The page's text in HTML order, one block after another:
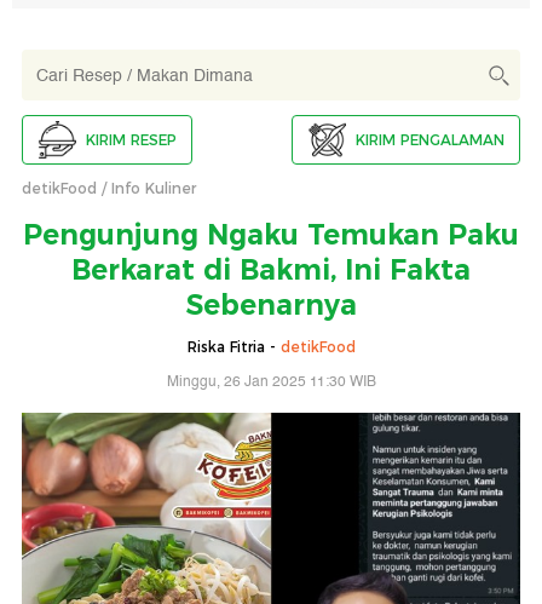
KIRIM RESEP KIRIM PENGALAMAN
detikFood Info Kuliner
Pengunjung Ngaku Temukan Paku
Berkarat di Bakmi, Ini Fakta
Sebenarnya
Riska Fitria - detikFood
Minggu, 26 Jan 2025 11:30 WIB